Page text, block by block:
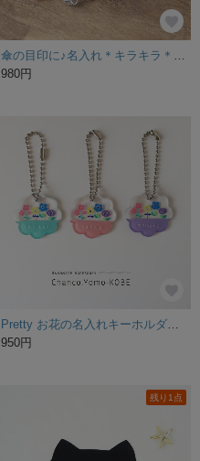
980円
950円
残り1点